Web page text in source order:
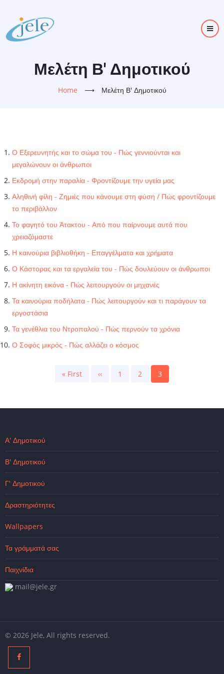
main
content
Μελέτη Β' Δημοτικού
Home ⟶ Μελέτη Β' Δημοτικού
Ο Εξερευνητής και το σώμα του - Πώς γεννιούνται και
μεγαλώνουν οι άνθρωποι
Εκδρομή στην παραλία - Φροντίζουμε την υγεία μας
Αληθινή φίλη - Ζημιές που κάνουμε στη φύση / Πώς φροντίζουμε
το περιβάλλον
Το φαγητό του Άτακτου - Από που παίρνουμε αυτά που
χρειαζόμαστε
Η καινούρια βιβλιοθήκη - Επαγγέλματα και χρήματα
Ο Κάστορας και τα εργαλεία του - Πώς δουλεύουν οι άνθρωποι
Η ακίνητη εικόνα - Πώς λειτουργούν οι μηχανές
Τα καινούρια ποδήλατα - Πώς λειτουργούν και τι παράγουν τα
εργοστάσια
Τα γενέθλια του Ντροπαλού - Πώς περνούν τα χρόνια
Ο Σοφός μικρός - Πώς αλλάζει ο κόσμος
First
« First
Previous
‹‹ Page
1 Page
2
Current
3
Α' Δημοτικού
Β' Δημοτικού
Γ' Δημοτικού
Δραστηριότητες
Wallpapers
Τα γράμματά σας
Παιχνίδια
mail@jele.gr
© 2026 Jele, All rights reserved.